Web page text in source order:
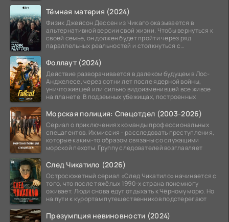
Тёмная материя (2024)
Физик Джейсон Дессен из Чикаго оказывается в
альтернативной версии свой жизни. Чтобы вернуться к
своей семье, он должен будет пройти через ряд
параллельных реальностей и столкнуться с
Фоллаут (2024)
Действие разворачивается в далеком будущем в Лос-
Анджелесе, через сотни лет после ядерной войны,
уничтожившей или сильно видоизменившей все живое
на планете. В подземных убежищах, построенных
Морская полиция: Спецотдел (2003-2026)
Сериал о приключениях команды профессиональных
спецагентов. Их миссия - расследовать преступления,
которые каким-то образом связаны со служащими
морской пехоты. Группу следователей возглавляет
След Чикатило (2026)
Остросюжетный сериал «След Чикатило» начинается с
того, что после тяжёлых 1990-х страна понемногу
оживает. Люди снова едут отдыхать к Чёрному морю. Но
на пути к курортам путешественников подстерегают
Презумпция невиновности (2024)